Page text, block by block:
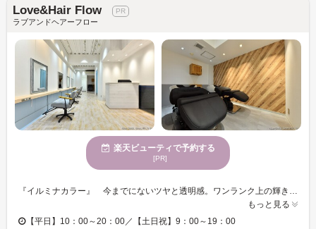
Love&Hair Flow
ラブアンドヘアーフロー
楽天ビューティで予約する
[PR]
『イルミナカラー』 今までにないツヤと透明感。ワンランク上の輝きを。 遊ぶ、彩る、透き通る。気ままに、自由に。イルミナカラーはパサついている髪にもうるおいを取り戻し、美しいツヤを出すことができます。さらに外国人風の透明感・手触り感もアップし、硬い髪もやわらかな印象に。寒色系のカラーでは、赤みを飛ばし、髪に透明感やツヤを出します。透明感や柔らかさを追求した外国人風のヘアーに近づけたい方におすすめです。 『ケアカラー＆ケアブリーチ』で髪質そのものを改善し、強さと美しさのある髪へ 薬剤による化学的な刺激による損傷によるキューティクルの乾燥や、熱によるタンパク質の効果(タンパク質変性)や、紫外線、冬のエアコン、不摂生など、壊れた毛髪(S-S結合)のダメージを再構築し修復。毛髪内の内部をケアすることで、カラーが入りにくい、色が抜けにくい、その後パーマがかかりにくいなど使用するほかの薬剤にも悪影響は与えません。 話題の【弱酸性ストレート】 ダメージを少なくサラサラストレートに☆ おススメです！！
もっと見る
【平日】10：00～20：00／【土日祝】9：00～19：00